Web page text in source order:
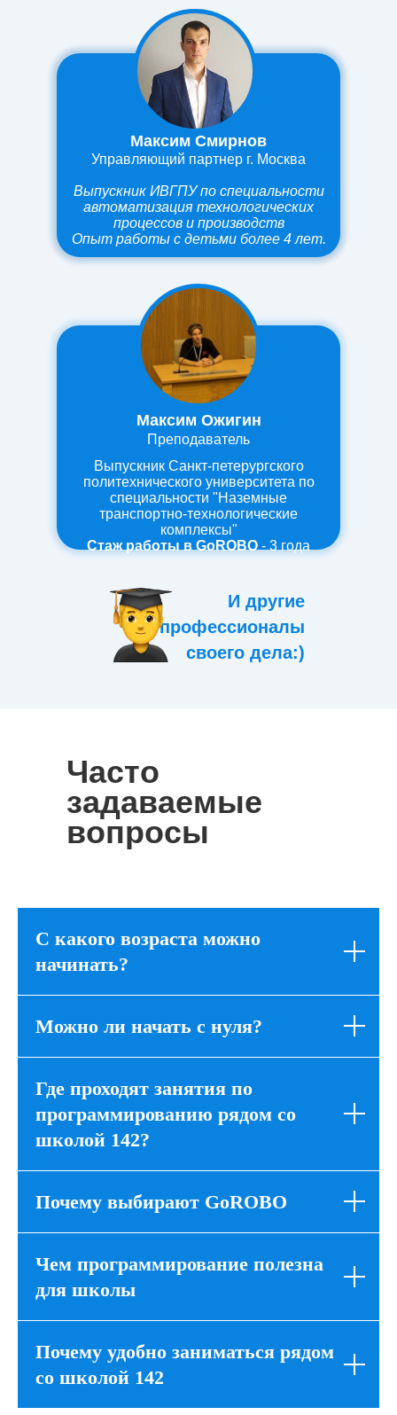
Выпускник ИВГПУ по специальности
автоматизация технологических
процессов и производств
Опыт работыс детьми более 4 лет.
Максим Смирнов
Управляющий партнер г. Москва
Выпускник Санкт-петерургского
политехнического университета по
специальности "Наземные
транспортно-технологические
комплексы"
Стаж работы в GoROBO - 3 года
Максим Ожигин
Преподаватель
И другие
профессионалы
своего дела:)
Часто
задаваемые
вопросы
С какого возраста можно
начинать?
Можно ли начать с нуля?
Где проходят занятия по
программированию рядом со
школой 142?
Почему выбирают GoROBO
Чем программирование полезна
для школы
Почему удобно заниматься рядом
со школой 142